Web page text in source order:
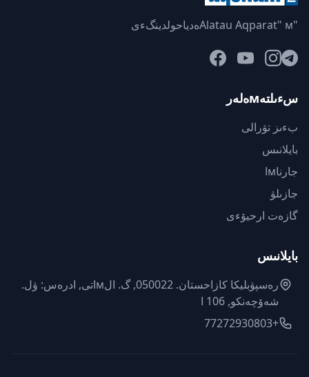
"Alatau Aqparat" мەدياحولدينگءى
سءىلتەмەلەر
بءىز تۋرالى
بايلانىس
جارناмا
جازىلۋ
گازەت ارحيۆءى
بايلانىس
رەسپۋبليكا كازاحستان. 050022, گ. الмاتى, ادرەس: ۋل.
شەۆچەنكو, 106 ا
+77272930803